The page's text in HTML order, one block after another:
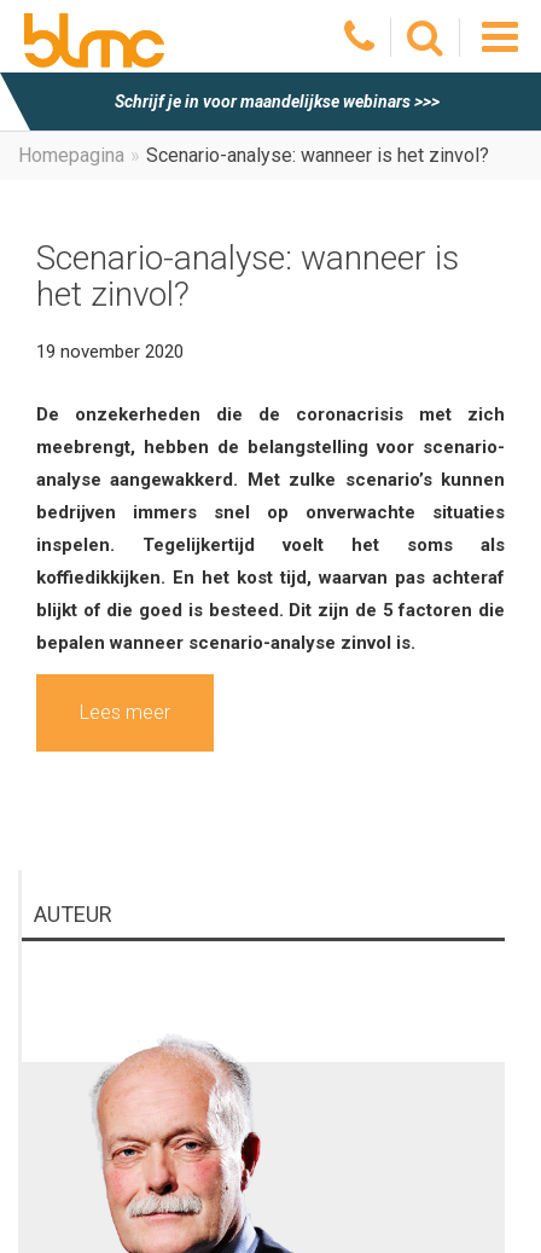
Schrijf je in voor maandelijkse webinars >>>
Homepagina Scenario-analyse: wanneer is het zinvol?
Scenario-analyse: wanneer is
het zinvol?
19 november 2020
De onzekerheden die de coronacrisis met zich
meebrengt, hebben de belangstelling voor scenario-
analyse aangewakkerd. Met zulke scenario’s kunnen
bedrijven immers snel op onverwachte situaties
inspelen. Tegelijkertijd voelt het soms als
koffiedikkijken. En het kost tijd, waarvan pas achteraf
blijkt of die goed is besteed. Dit zijn de 5 factoren die
bepalen wanneer scenario-analyse zinvol is.
Lees meer
AUTEUR